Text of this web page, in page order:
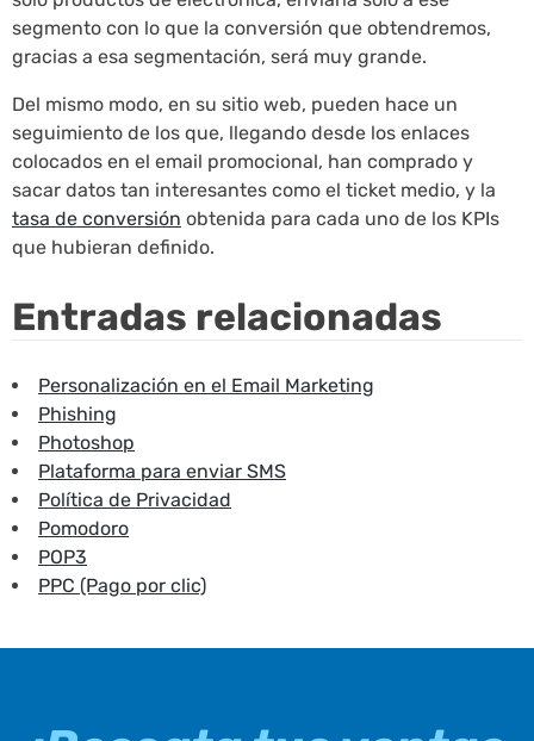
segmento con lo que la conversión que obtendremos,
gracias a esa segmentación, será muy grande.
Del mismo modo, en su sitio web, pueden hace un
seguimiento de los que, llegando desde los enlaces
colocados en el email promocional, han comprado y
sacar datos tan interesantes como el ticket medio, y la
tasa de conversión obtenida para cada uno de los KPIs
que hubieran definido.
Entradas relacionadas
Personalización en el Email Marketing
Phishing
Photoshop
Plataforma para enviar SMS
Política de Privacidad
Pomodoro
POP3
PPC (Pago por clic)